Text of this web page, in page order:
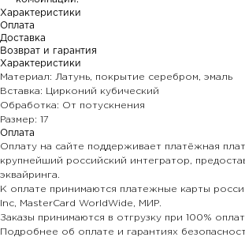
Характеристики
Оплата
Доставка
Возврат и гарантия
Характеристики
Материал: Латунь, покрытие серебром, эмаль
Вставка: Цирконий кубический
Обработка: От потускнения
Размер: 17
Оплата
Оплату на сайте поддерживает платёжная
крупнейший российский интегратор,
эквайринга.
К оплате принимаются платежные карты
Inc, MasterCard WorldWide, МИР.
Заказы принимаются в отгрузку при 100%
Подробнее об оплате и гарантиях